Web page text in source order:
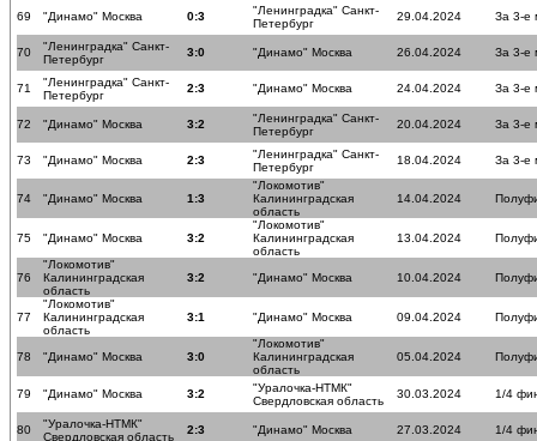
69 "Динамо" Москва 0:3
"Ленинградка" Санкт-
Петербург
29.04.2024 За 3-е
70
"Ленинградка" Санкт-
Петербург
3:0 "Динамо" Москва 26.04.2024 За 3-е
71
"Ленинградка" Санкт-
Петербург
2:3 "Динамо" Москва 24.04.2024 За 3-е
72 "Динамо" Москва 3:2
"Ленинградка" Санкт-
Петербург
20.04.2024 За 3-е
73 "Динамо" Москва 2:3
"Ленинградка" Санкт-
Петербург
18.04.2024 За 3-е
74 "Динамо" Москва 1:3
"Локомотив"
Калининградская
область
14.04.2024
75 "Динамо" Москва 3:2
"Локомотив"
Калининградская
область
13.04.2024
76
"Локомотив"
Калининградская
область
3:2 "Динамо" Москва 10.04.2024
77
"Локомотив"
Калининградская
область
3:1 "Динамо" Москва 09.04.2024
78 "Динамо" Москва 3:0
"Локомотив"
Калининградская
область
05.04.2024
79 "Динамо" Москва 3:2
"Уралочка-НТМК"
Свердловская область
30.03.2024 1/4
80
"Уралочка-НТМК"
Свердловская область
2:3 "Динамо" Москва 27.03.2024 1/4